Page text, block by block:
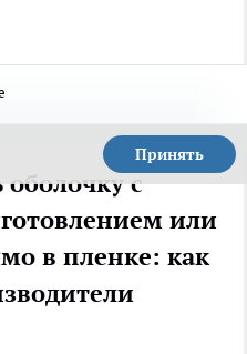
Принять
с
или
в пленке: как